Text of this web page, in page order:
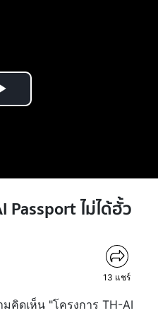
Play
ไม่ได้ฮั้ว
13 แชร์
คิดเห็น "โครงการ TH-AI